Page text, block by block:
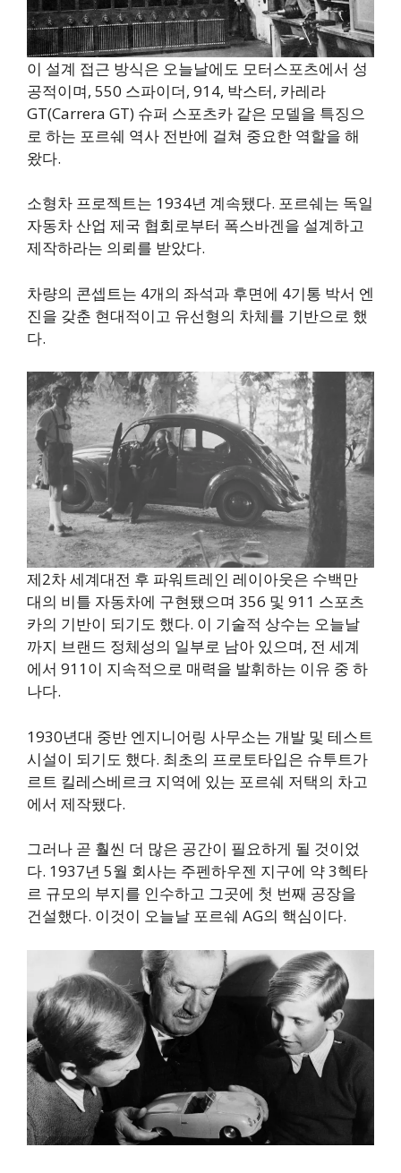
이 설계 접근 방식은 오늘날에도 모터스포츠에서 성
공적이며, 550 스파이더, 914, 박스터, 카레라
GT(Carrera GT) 슈퍼 스포츠카 같은 모델을 특징으
로 하는 포르쉐 역사 전반에 걸쳐 중요한 역할을 해
왔다.
소형차 프로젝트는 1934년 계속됐다. 포르쉐는 독일
자동차 산업 제국 협회로부터 폭스바겐을 설계하고
제작하라는 의뢰를 받았다.
차량의 콘셉트는 4개의 좌석과 후면에 4기통 박서 엔
진을 갖춘 현대적이고 유선형의 차체를 기반으로 했
다.
제2차 세계대전 후 파워트레인 레이아웃은 수백만
대의 비틀 자동차에 구현됐으며 356 및 911 스포츠
카의 기반이 되기도 했다. 이 기술적 상수는 오늘날
까지 브랜드 정체성의 일부로 남아 있으며, 전 세계
에서 911이 지속적으로 매력을 발휘하는 이유 중 하
나다.
1930년대 중반 엔지니어링 사무소는 개발 및 테스트
시설이 되기도 했다. 최초의 프로토타입은 슈투트가
르트 킬레스베르크 지역에 있는 포르쉐 저택의 차고
에서 제작됐다.
그러나 곧 훨씬 더 많은 공간이 필요하게 될 것이었
다. 1937년 5월 회사는 주펜하우젠 지구에 약 3헥타
르 규모의 부지를 인수하고 그곳에 첫 번째 공장을
건설했다. 이것이 오늘날 포르쉐 AG의 핵심이다.